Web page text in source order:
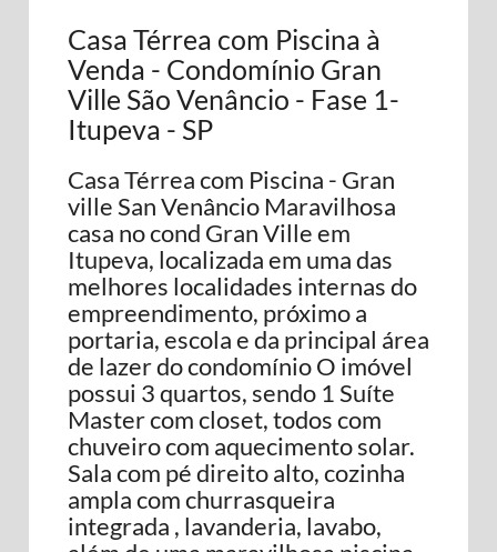
Casa Térrea com Piscina à
Venda - Condomínio Gran
Ville São Venâncio - Fase 1-
Itupeva - SP
Casa Térrea com Piscina - Gran
ville San Venâncio Maravilhosa
casa no cond Gran Ville em
Itupeva, localizada em uma das
melhores localidades internas do
empreendimento, próximo a
portaria, escola e da principal área
de lazer do condomínio O imóvel
possui 3 quartos, sendo 1 Suíte
Master com closet, todos com
chuveiro com aquecimento solar.
Sala com pé direito alto, cozinha
ampla com churrasqueira
integrada , lavanderia, lavabo,